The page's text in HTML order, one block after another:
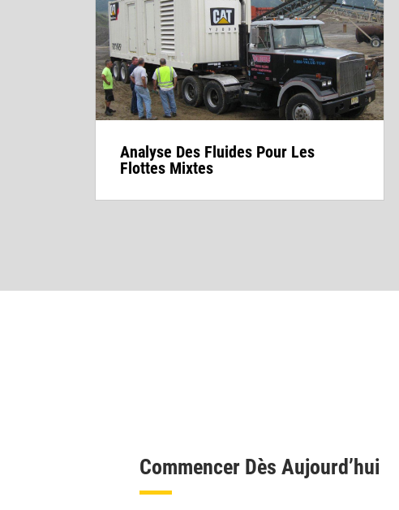
Analyse Des Fluides Pour Les
Flottes Mixtes
Commencer Dès Aujourd’hui